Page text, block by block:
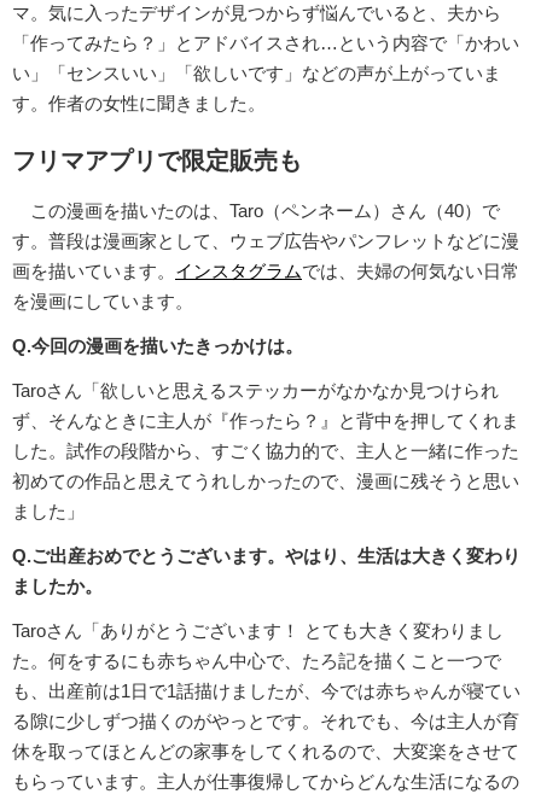
マ。気に入ったデザインが見つからず悩んでいると、夫から
「作ってみたら？」とアドバイスされ…という内容で「かわい
い」「センスいい」「欲しいです」などの声が上がっていま
す。作者の女性に聞きました。
フリマアプリで限定販売も
この漫画を描いたのは、Taro（ペンネーム）さん（40）で
す。普段は漫画家として、ウェブ広告やパンフレットなどに漫
画を描いています。 インスタグラムでは、夫婦の何気ない日常
を漫画にしています。
Q.今回の漫画を描いたきっかけは。
Taroさん「欲しいと思えるステッカーがなかなか見つけられ
ず、そんなときに主人が『作ったら？』と背中を押してくれま
した。試作の段階から、すごく協力的で、主人と一緒に作った
初めての作品と思えてうれしかったので、漫画に残そうと思い
ました」
Q.ご出産おめでとうございます。やはり、生活は大きく変わり
ましたか。
Taroさん「ありがとうございます！ とても大きく変わりまし
た。何をするにも赤ちゃん中心で、たろ記を描くこと一つで
も、出産前は1日で1話描けましたが、今では赤ちゃんが寝てい
る隙に少しずつ描くのがやっとです。それでも、今は主人が育
休を取ってほとんどの家事をしてくれるので、大変楽をさせて
もらっています。主人が仕事復帰してからどんな生活になるの